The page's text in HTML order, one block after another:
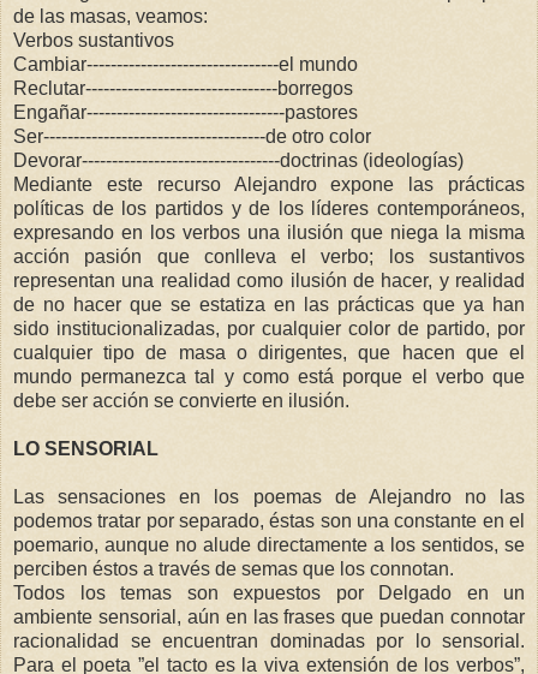
de las masas, veamos:
Verbos sustantivos
Cambiar--------------------------------el mundo
Reclutar--------------------------------borregos
Engañar---------------------------------pastores
Ser-------------------------------------de otro color
Devorar---------------------------------doctrinas (ideologías)
Mediante este recurso Alejandro expone las prácticas
políticas de los partidos y de los líderes contemporáneos,
expresando en los verbos una ilusión que niega la misma
acción pasión que conlleva el verbo; los sustantivos
representan una realidad como ilusión de hacer, y realidad
de no hacer que se estatiza en las prácticas que ya han
sido institucionalizadas, por cualquier color de partido, por
cualquier tipo de masa o dirigentes, que hacen que el
mundo permanezca tal y como está porque el verbo que
debe ser acción se convierte en ilusión.
LO SENSORIAL
Las sensaciones en los poemas de Alejandro no las
podemos tratar por separado, éstas son una constante en el
poemario, aunque no alude directamente a los sentidos, se
perciben éstos a través de semas que los connotan.
Todos los temas son expuestos por Delgado en un
ambiente sensorial, aún en las frases que puedan connotar
racionalidad se encuentran dominadas por lo sensorial.
Para el poeta ”el tacto es la viva extensión de los verbos”,